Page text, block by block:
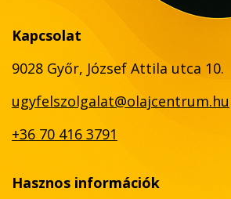
Kapcsolat
9028 Győr, József Attila utca 10.
ugyfelszolgalat@olajcentrum.hu
+36 70 416 3791
Hasznos információk